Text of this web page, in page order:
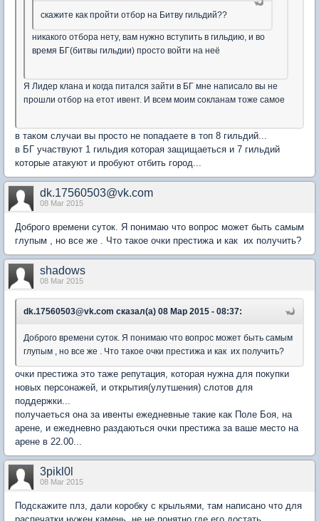
скажите как пройти отбор на Битву гильдий??
никакого отбора нету, вам нужно вступить в гильдию, и во
время БГ(битвы гильдии) просто войти на неё
Я Лидер клана и когда питался зайти в БГ мне написало вы не
прошли отбор на етот ивент. И всем моим сокланам тоже самое
в таком случаи вы просто не попадаете в топ 8 гильдий...
в БГ участвуют 1 гильдия которая защищаеться и 7 гильдий
которые атакуют и пробуют отбить город...
dk.17560503@vk.com
08 Mar 2015
Доброго времени суток. Я понимаю что вопрос может быть самым
глупым , но все же . Что такое очки престижа и как их получить?
shadows
08 Mar 2015
dk.17560503@vk.com сказал(а) 08 Мар 2015 - 08:37:
Доброго времени суток. Я понимаю что вопрос может быть самым
глупым , но все же . Что такое очки престижа и как их получить?
очки престижа это таже репутация, которая нужна для покупки
новых персонажей, и открытия(улутшения) слотов для
поддержки...
получаеться она за ивенты ежедневные такие как Поле Боя, на
арене, и ежедневно раздаються очки престижа за ваше место на
арене в 22.00...
3pikl0l
08 Mar 2015
Подскажите плз, дали коробку с крыльями, там написано что для